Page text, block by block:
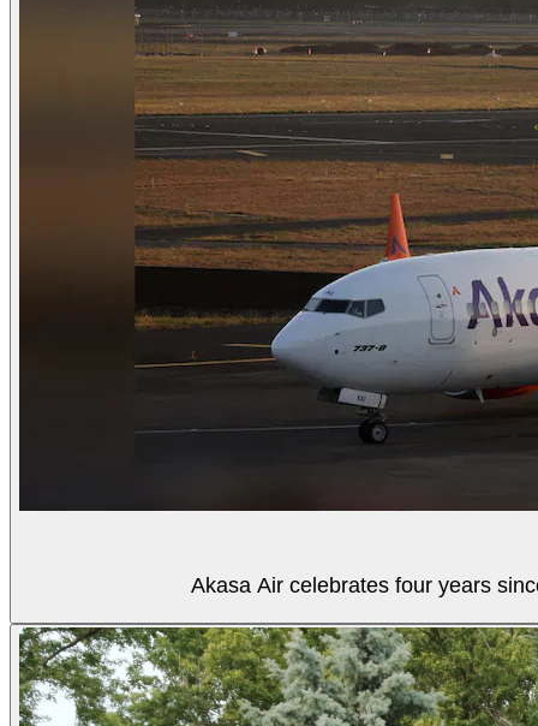
Akasa Air celebrates four years